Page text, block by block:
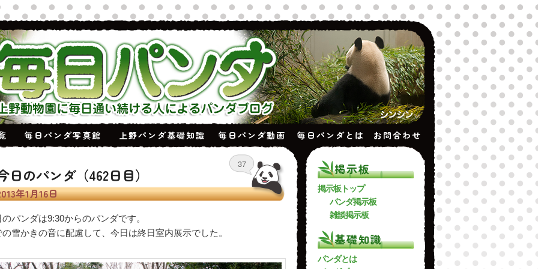
毎日パンダ写真館 上野パンダ基礎知識 毎日パンダ動画 毎日パンダとは お問合わせ
日のパンダ（462日目）
年1月16日
37
パンダは9:30からのパンダです。
の雪かきの音に配慮して、今日は終日室内展示でした。
掲示板
掲示板トップ
パンダ掲示板
雑談掲示板
基礎知識
パンダとは